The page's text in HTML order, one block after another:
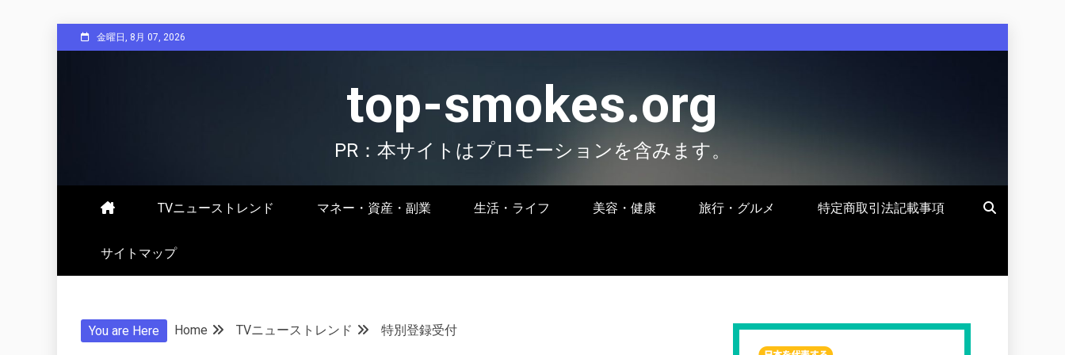
to
金曜日, 8月 07, 2026
top-smokes.org
PR：本サイトはプロモーションを含みます。
TVニューストレンド マネー・資産・副業 生活・ライフ 美容・健康 旅行・グルメ 特定商取引法記載事項
サイトマップ
You are Here Home TVニューストレンド 特別登録受付